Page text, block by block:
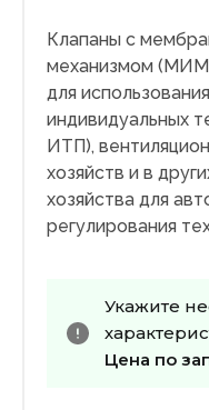
Клапаны с
механизмом
для
индивидуальных
ИТП),
хозяйств и в
хозяйства для
регулирования
Укажите
Цена по